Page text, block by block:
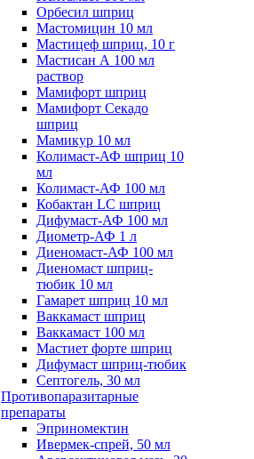
Орбесил шприц
Мастомицин 10 мл
Мастицеф шприц, 10 г
Мастисан А 100 мл
раствор
Мамифорт шприц
Мамифорт Секадо
шприц
Мамикур 10 мл
Колимаст-АФ шприц 10
мл
Колимаст-АФ 100 мл
Кобактан LC шприц
Дифумаст-АФ 100 мл
Диометр-АФ 1 л
Диеномаст-АФ 100 мл
Диеномаст шприц-
тюбик 10 мл
Гамарет шприц 10 мл
Ваккамаст шприц
Ваккамаст 100 мл
Мастиет форте шприц
Дифумаст шприц-тюбик
Септогель, 30 мл
Противопаразитарные
препараты
Эприномектин
Ивермек-спрей, 50 мл